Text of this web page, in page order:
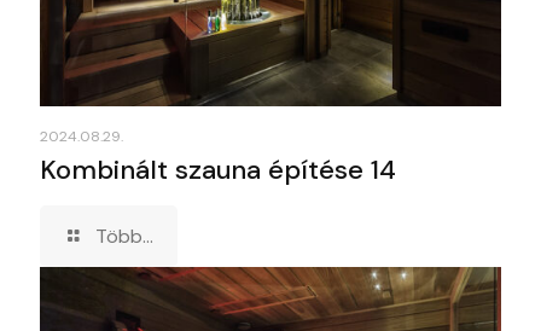
2024.08.29.
Kombinált szauna építése 14
Több...